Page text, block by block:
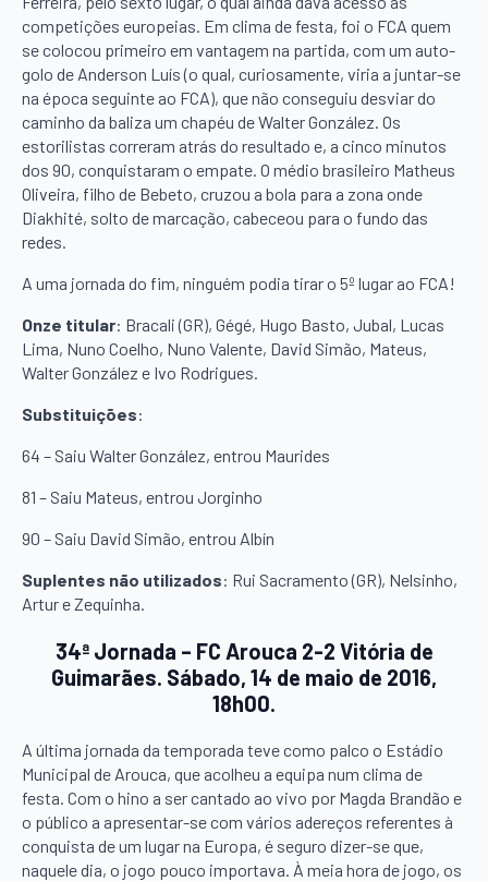
competições europeias. Em clima de festa, foi o FCA quem
se colocou primeiro em vantagem na partida, com um auto-
golo de Anderson Luís (o qual, curiosamente, viria a juntar-se
na época seguinte ao FCA), que não conseguiu desviar do
caminho da baliza um chapéu de Walter González. Os
estorilistas correram atrás do resultado e, a cinco minutos
dos 90, conquistaram o empate. O médio brasileiro Matheus
Oliveira, filho de Bebeto, cruzou a bola para a zona onde
Diakhité, solto de marcação, cabeceou para o fundo das
redes.
A uma jornada do fim, ninguém podia tirar o 5º lugar ao FCA!
Onze titular: Bracali (GR), Gégé, Hugo Basto, Jubal, Lucas
Lima, Nuno Coelho, Nuno Valente, David Simão, Mateus,
Walter González e Ivo Rodrigues.
Substituições:
64 – Saiu Walter González, entrou Maurides
81 – Saiu Mateus, entrou Jorginho
90 – Saiu David Simão, entrou Albín
Suplentes não utilizados: Rui Sacramento (GR), Nelsinho,
Artur e Zequinha.
34ª Jornada – FC Arouca 2-2 Vitória de
Guimarães. Sábado, 14 de maio de 2016,
18h00.
A última jornada da temporada teve como palco o Estádio
Municipal de Arouca, que acolheu a equipa num clima de
festa. Com o hino a ser cantado ao vivo por Magda Brandão e
o público a apresentar-se com vários adereços referentes à
conquista de um lugar na Europa, é seguro dizer-se que,
naquele dia, o jogo pouco importava. À meia hora de jogo, os